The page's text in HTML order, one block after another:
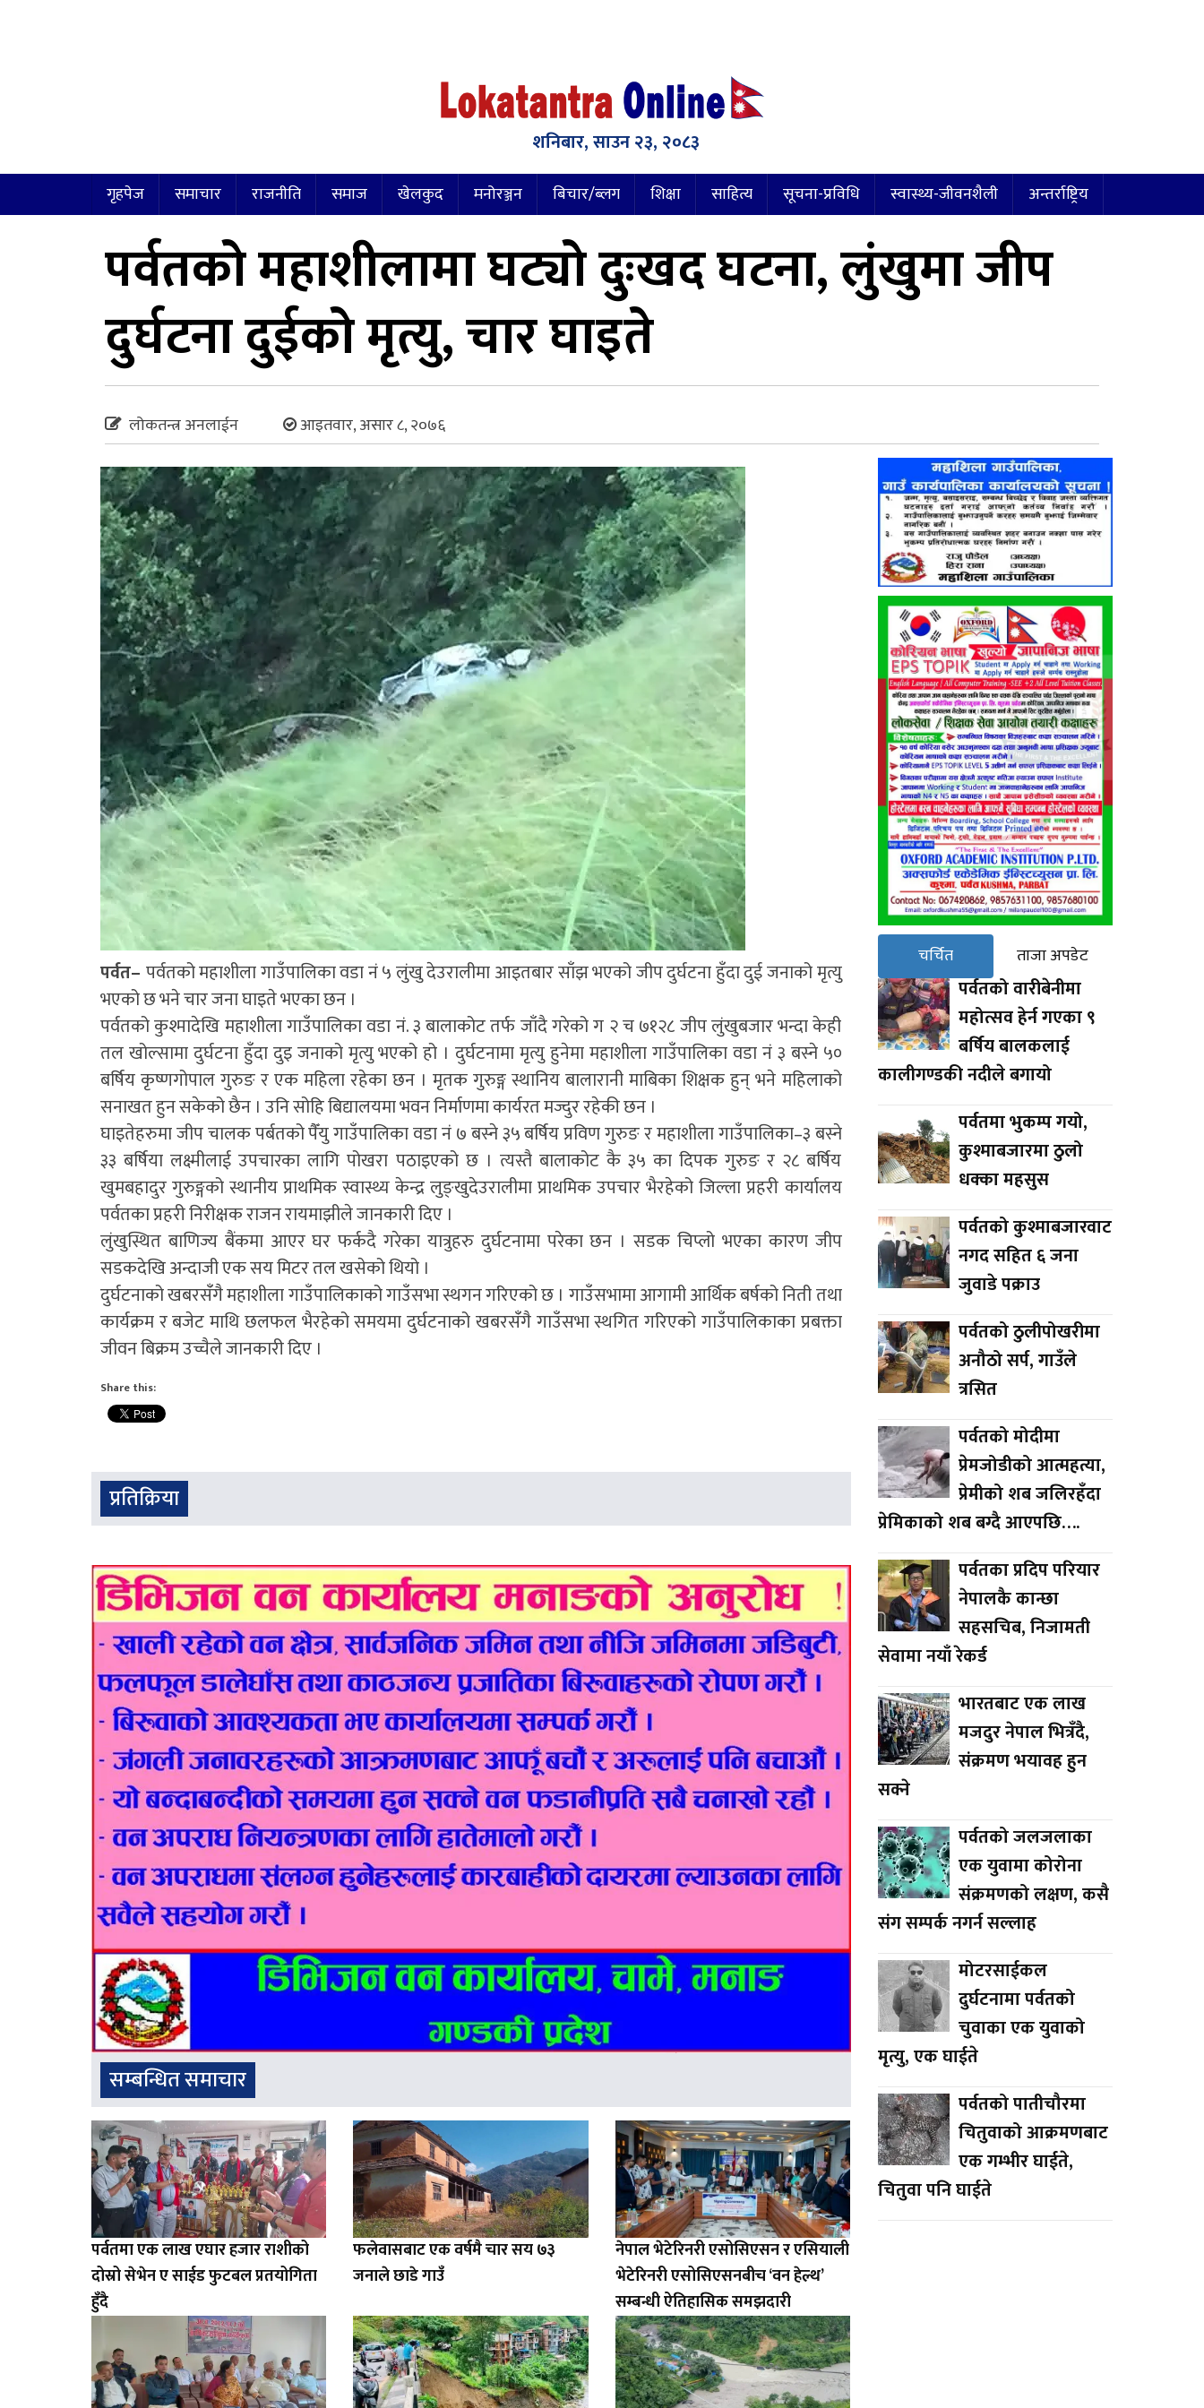
शनिबार, साउन २३, २०८३
गृहपेज समाचार राजनीति समाज खेलकुद मनोरञ्जन बिचार/ब्लग शिक्षा साहित्य सूचना-प्रविधि स्वास्थ्य-जीवनशैली अन्तर्राष्ट्रिय
पर्वतको महाशीलामा घट्यो दुःखद घटना, लुंखुमा जीप
दुर्घटना दुईको मृत्यु, चार घाइते
लोकतन्त्र अनलाईन आइतवार, असार ८, २०७६
पर्वत– पर्वतको महाशीला गाउँपालिका वडा नं ५ लुंखु देउरालीमा आइतबार साँझ भएको जीप दुर्घटना हुँदा दुई जनाको मृत्यु
भएको छ भने चार जना घाइते भएका छन ।
पर्वतको कुश्मादेखि महाशीला गाउँपालिका वडा नं. ३ बालाकोट तर्फ जाँदै गरेको ग २ च ७१२८ जीप लुंखुबजार भन्दा केही
तल खोल्सामा दुर्घटना हुँदा दुइ जनाको मृत्यु भएको हो । दुर्घटनामा मृत्यु हुनेमा महाशीला गाउँपालिका वडा नं ३ बस्ने ५०
बर्षिय कृष्णगोपाल गुरुङ र एक महिला रहेका छन । मृतक गुरुङ्ग स्थानिय बालारानी माबिका शिक्षक हुन् भने महिलाको
सनाखत हुन सकेको छैन । उनि सोहि बिद्यालयमा भवन निर्माणमा कार्यरत मज्दुर रहेकी छन ।
घाइतेहरुमा जीप चालक पर्बतको पैँयु गाउँपालिका वडा नं ७ बस्ने ३५ बर्षिय प्रविण गुरुङ र महाशीला गाउँपालिका–३ बस्ने
३३ बर्षिया लक्ष्मीलाई उपचारका लागि पोखरा पठाइएको छ । त्यस्तै बालाकोट कै ३५ का दिपक गुरुङ र २८ बर्षिय
खुमबहादुर गुरुङ्गको स्थानीय प्राथमिक स्वास्थ्य केन्द्र लुङ्खुदेउरालीमा प्राथमिक उपचार भैरहेको जिल्ला प्रहरी कार्यालय
पर्वतका प्रहरी निरीक्षक राजन रायमाझीले जानकारी दिए ।
लुंखुस्थित बाणिज्य बैंकमा आएर घर फर्कदै गरेका यात्रुहरु दुर्घटनामा परेका छन । सडक चिप्लो भएका कारण जीप
सडकदेखि अन्दाजी एक सय मिटर तल खसेको थियो ।
दुर्घटनाको खबरसँंगै महाशीला गाउँपालिकाको गाउँसभा स्थगन गरिएको छ । गाउँसभामा आगामी आर्थिक बर्षको निती तथा
कार्यक्रम र बजेट माथि छलफल भैरहेको समयमा दुर्घटनाको खबरसँंगै गाउँसभा स्थगित गरिएको गाउँपालिकाका प्रबक्ता
जीवन बिक्रम उच्चैले जानकारी दिए ।
Share this:
प्रतिक्रिया
सम्बन्धित समाचार
पर्वतमा एक लाख एघार हजार राशीको
दोस्रो सेभेन ए साईड फुटबल प्रतयोगिता
हुँदै
फलेवासबाट एक वर्षमै चार सय ७३
जनाले छाडे गाउँ
नेपाल भेटेरिनरी एसोसिएसन र एसियाली
भेटेरिनरी एसोसिएसनबीच ‘वन हेल्थ’
सम्बन्धी ऐतिहासिक समझदारी
चर्चित ताजा अपडेट
पर्वतको वारीबेनीमा
महोत्सव हेर्न गएका ९
बर्षिय बालकलाई
कालीगण्डकी नदीले बगायो
पर्वतमा भुकम्प गयो,
कुश्माबजारमा ठुलो
धक्का महसुस
पर्वतको कुश्माबजारवाट
नगद सहित ६ जना
जुवाडे पक्राउ
पर्वतको ठुलीपोखरीमा
अनौठो सर्प, गाउँले
त्रसित
पर्वतको मोदीमा
प्रेमजोडीको आत्महत्या,
प्रेमीको शब जलिरहँदा
प्रेमिकाको शब बग्दै आएपछि….
पर्वतका प्रदिप परियार
नेपालकै कान्छा
सहसचिब, निजामती
सेवामा नयाँ रेकर्ड
भारतबाट एक लाख
मजदुर नेपाल भित्रँदै,
संक्रमण भयावह हुन
सक्ने
पर्वतको जलजलाका
एक युवामा कोरोना
संक्रमणको लक्षण, कसै
संग सम्पर्क नगर्न सल्लाह
मोटरसाईकल
दुर्घटनामा पर्वतको
चुवाका एक युवाको
मृत्यु, एक घाईते
पर्वतको पातीचौरमा
चितुवाको आक्रमणबाट
एक गम्भीर घाईते,
चितुवा पनि घाईते